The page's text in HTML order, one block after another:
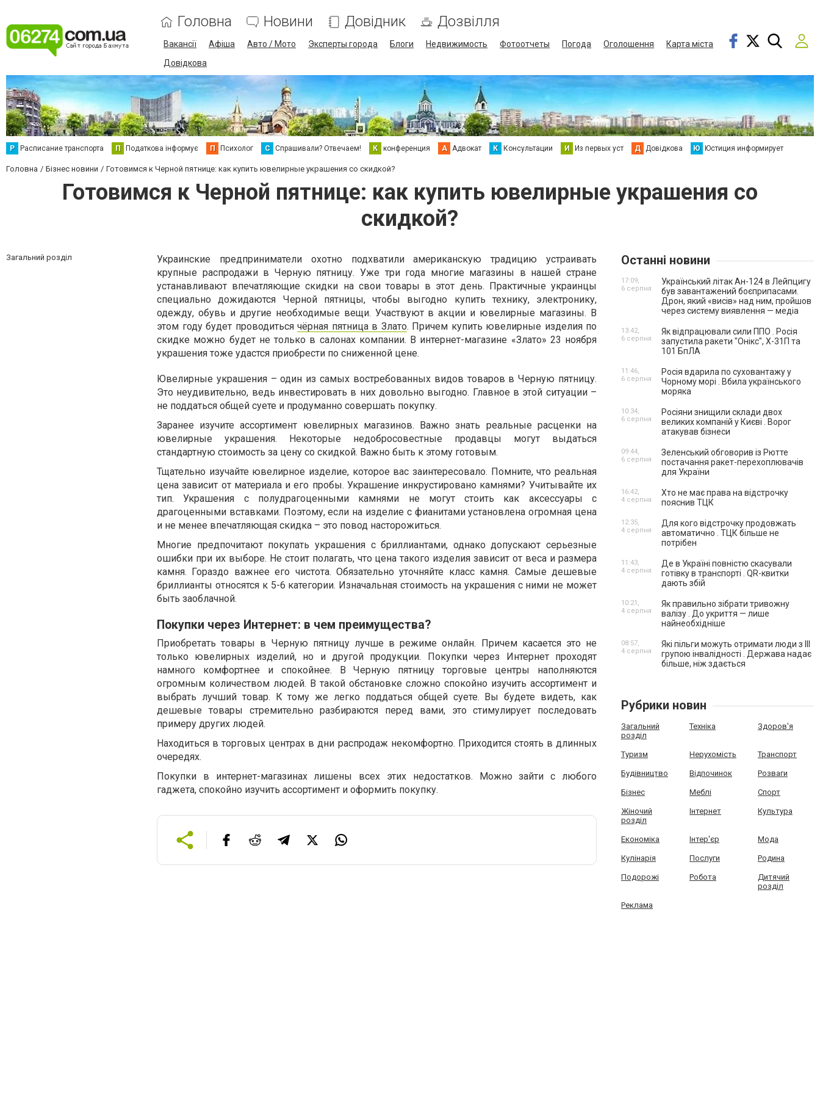
Головна Новини Довідник Дозвілля
Вакансії Афіша Авто / Мото Эксперты города Блоги Недвижимость Фотоотчеты Погода Оголошення
Карта міста
Довідкова
Р Расписание транспорта П Податкова інформує П Психолог С Спрашивали? Отвечаем! К конференция А Адвокат К Консультации И Из первых уст Д Довідкова Ю Юстиция информирует
Головна Бізнес новини Готовимся к Черной пятнице: как купить ювелирные украшения со скидкой?
Готовимся к Черной пятнице: как купить ювелирные украшения со
скидкой?
Загальний розділ
Украинские предприниматели охотно подхватили американскую традицию устраивать
крупные распродажи в Черную пятницу. Уже три года многие магазины в нашей стране
устанавливают впечатляющие скидки на свои товары в этот день. Практичные украинцы
специально дожидаются Черной пятницы, чтобы выгодно купить технику, электронику,
одежду, обувь и другие необходимые вещи. Участвуют в акции и ювелирные магазины. В
этом году будет проводиться чёрная пятница в Злато. Причем купить ювелирные изделия по
скидке можно будет не только в салонах компании. В интернет-магазине «Злато» 23 ноября
украшения тоже удастся приобрести по сниженной цене.
Ювелирные украшения – один из самых востребованных видов товаров в Черную пятницу.
Это неудивительно, ведь инвестировать в них довольно выгодно. Главное в этой ситуации –
не поддаться общей суете и продуманно совершать покупку.
Заранее изучите ассортимент ювелирных магазинов. Важно знать реальные расценки на
ювелирные украшения. Некоторые недобросовестные продавцы могут выдаться
стандартную стоимость за цену со скидкой. Важно быть к этому готовым.
Тщательно изучайте ювелирное изделие, которое вас заинтересовало. Помните, что реальная
цена зависит от материала и его пробы. Украшение инкрустировано камнями? Учитывайте их
тип. Украшения с полудрагоценными камнями не могут стоить как аксессуары с
драгоценными вставками. Поэтому, если на изделие с фианитами установлена огромная цена
и не менее впечатляющая скидка – это повод насторожиться.
Многие предпочитают покупать украшения с бриллиантами, однако допускают серьезные
ошибки при их выборе. Не стоит полагать, что цена такого изделия зависит от веса и размера
камня. Гораздо важнее его чистота. Обязательно уточняйте класс камня. Самые дешевые
бриллианты относятся к 5-6 категории. Изначальная стоимость на украшения с ними не может
быть заоблачной.
Покупки через Интернет: в чем преимущества?
Приобретать товары в Черную пятницу лучше в режиме онлайн. Причем касается это не
только ювелирных изделий, но и другой продукции. Покупки через Интернет проходят
намного комфортнее и спокойнее. В Черную пятницу торговые центры наполняются
огромным количеством людей. В такой обстановке сложно спокойно изучить ассортимент и
выбрать лучший товар. К тому же легко поддаться общей суете. Вы будете видеть, как
дешевые товары стремительно разбираются перед вами, это стимулирует последовать
примеру других людей.
Находиться в торговых центрах в дни распродаж некомфортно. Приходится стоять в длинных
очередях.
Покупки в интернет-магазинах лишены всех этих недостатков. Можно зайти с любого
гаджета, спокойно изучить ассортимент и оформить покупку.
Останні новини
Український літак Ан-124 в Лейпцигу
був завантажений боєприпасами.
Дрон, який «висів» над ним, пройшов
через систему виявлення — медіа
17:09,
6 серпня
Як відпрацювали сили ППО . Росія
запустила ракети "Онікс", Х-31П та
101 БпЛА
13:42,
6 серпня
Росія вдарила по суховантажу у
Чорному морі . Вбила українського
моряка
11:46,
6 серпня
Росіяни знищили склади двох
великих компаній у Києві . Ворог
атакував бізнеси
10:34,
6 серпня
Зеленський обговорив із Рютте
постачання ракет-перехоплювачів
для України
09:44,
6 серпня
Хто не має права на відстрочку
пояснив ТЦК
16:42,
4 серпня
Для кого відстрочку продовжать
автоматично . ТЦК більше не
потрібен
12:35,
4 серпня
Де в Україні повністю скасували
готівку в транспорті . QR-квитки
дають збій
11:43,
4 серпня
Як правильно зібрати тривожну
валізу . До укриття — лише
найнеобхідніше
10:21,
4 серпня
Які пільги можуть отримати люди з III
групою інвалідності . Держава надає
більше, ніж здається
08:57,
4 серпня
Рубрики новин
Загальний
розділ
Техніка Здоров'я
Туризм Нерухомість Транспорт
Будівництво Відпочинок Розваги
Бізнес Меблі Спорт
Жіночий
розділ
Інтернет Культура
Економіка Інтер'єр Мода
Кулінарія Послуги Родина
Подорожі Робота
Дитячий
розділ
Реклама